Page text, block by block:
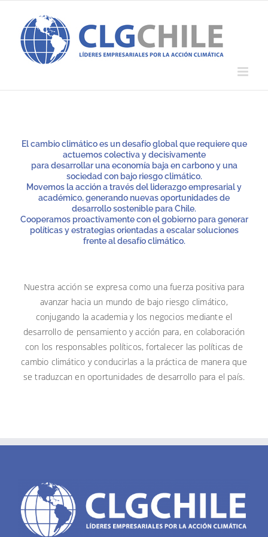
contenido
El cambio climático es un desafío global que requiere que
actuemos colectiva y decisivamente
para desarrollar una economía baja en carbono y una
sociedad con bajo riesgo climático.
Movemos la acción a través del liderazgo empresarial y
académico, generando nuevas oportunidades de
desarrollo sostenible para Chile.
Cooperamos proactivamente con el gobierno para generar
políticas y estrategias orientadas a escalar soluciones
frente al desafío climático.
Nuestra acción se expresa como una fuerza positiva para
avanzar hacia un mundo de bajo riesgo climático,
conjugando la academia y los negocios mediante el
desarrollo de pensamiento y acción para, en colaboración
con los responsables políticos, fortalecer las políticas de
cambio climático y conducirlas a la práctica de manera que
se traduzcan en oportunidades de desarrollo para el país.